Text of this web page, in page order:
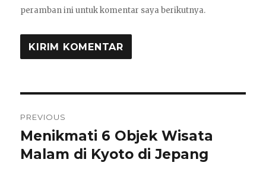
peramban ini untuk komentar saya berikutnya.
pos
PREVIOUS
Previous
post:
Menikmati 6 Objek Wisata
Malam di Kyoto di Jepang